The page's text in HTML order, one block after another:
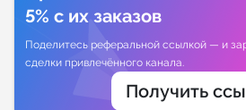
5% с их заказов
Поделитесь реферальной ссылкой — и
сделки привлечённого канала.
Получить